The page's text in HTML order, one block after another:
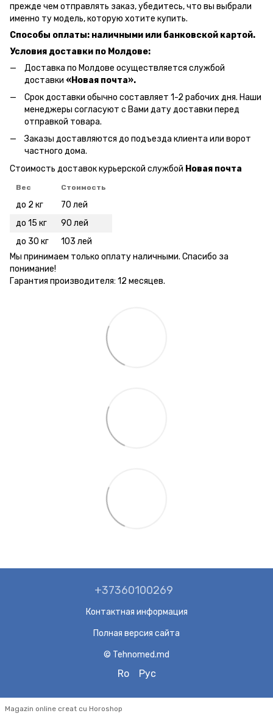
прежде чем отправлять заказ, убедитесь, что вы выбрали
именно ту модель, которую хотите купить.
Способы оплаты: наличными или банковской картой.
Условия доставки по Молдове:
Доставка по Молдове осуществляется службой
доставки «Новая почта».
Срок доставки обычно составляет 1-2 рабочих дня. Наши
менеджеры согласуют с Вами дату доставки перед
отправкой товара.
Заказы доставляются до подъезда клиента или ворот
частного дома.
Стоимость доставок курьерской службой Новая почта
Вес Стоимость
до 2 кг
70 лей
до 15 кг
90 лей
до 30 кг
103 лей
Мы принимаем только оплату наличными. Спасибо за
понимание!
Гарантия производителя: 12 месяцев.
+37360100269
Контактная информация
Полная версия сайта
© Tehnomed.md
Ro Рус
Magazin online creat cu Horoshop